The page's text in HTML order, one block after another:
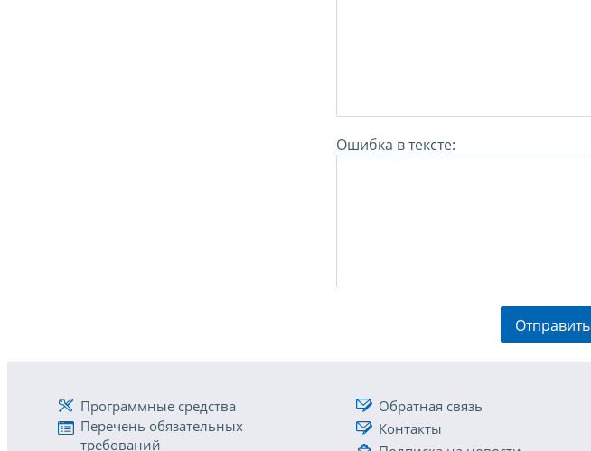
Ошибка в тексте:
Отправить
Программные средства
Перечень обязательных
требований
Обратная связь
Контакты